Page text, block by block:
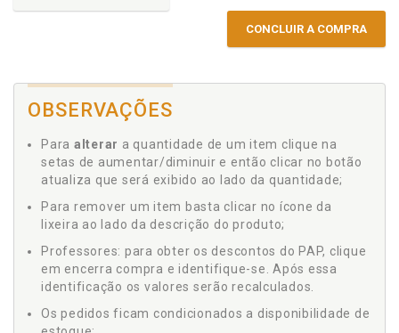
CONCLUIR A COMPRA
OBSERVAÇÕES
Para alterar a quantidade de um item clique na
setas de aumentar/diminuir e então clicar no botão
atualiza que será exibido ao lado da quantidade;
Para remover um item basta clicar no ícone da
lixeira ao lado da descrição do produto;
Professores: para obter os descontos do PAP, clique
em encerra compra e identifique-se. Após essa
identificação os valores serão recalculados.
Os pedidos ficam condicionados a disponibilidade de